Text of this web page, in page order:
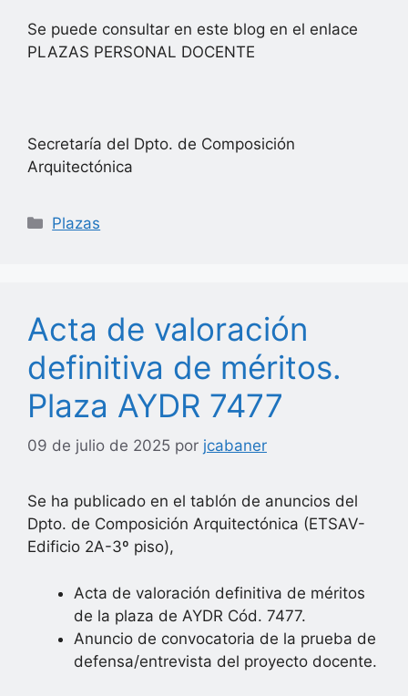
Se puede consultar en este blog en el enlace
PLAZAS PERSONAL DOCENTE
Secretaría del Dpto. de Composición
Arquitectónica
Categorías
Plazas
Acta de valoración
definitiva de méritos.
Plaza AYDR 7477
09 de julio de 2025 por jcabaner
Se ha publicado en el tablón de anuncios del
Dpto. de Composición Arquitectónica (ETSAV-
Edificio 2A-3º piso),
Acta de valoración definitiva de méritos
de la plaza de AYDR Cód. 7477.
Anuncio de convocatoria de la prueba de
defensa/entrevista del proyecto docente.